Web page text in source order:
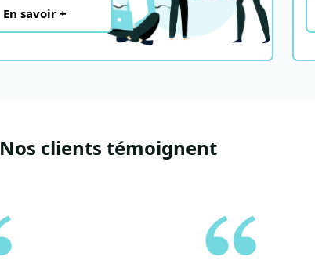
En savoir +
Nos clients témoignent